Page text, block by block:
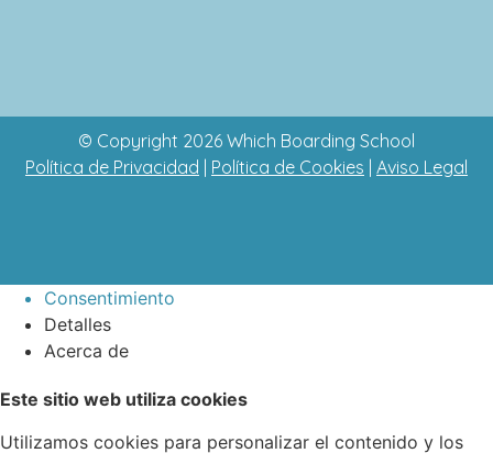
© Copyright 2026 Which Boarding School
Política de Privacidad
Política de Cookies Aviso Legal
Consentimiento
Detalles
Acerca de
Este sitio web utiliza cookies
Utilizamos cookies para personalizar el contenido y los